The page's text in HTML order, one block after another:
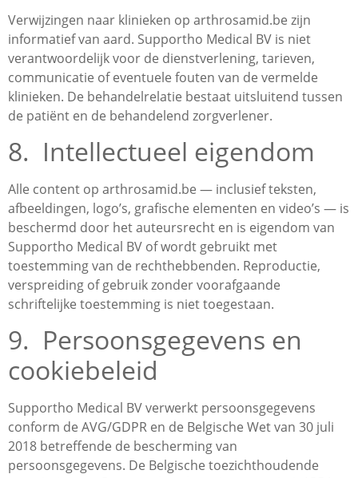
Verwijzingen naar klinieken op arthrosamid.be zijn
informatief van aard. Supportho Medical BV is niet
verantwoordelijk voor de dienstverlening, tarieven,
communicatie of eventuele fouten van de vermelde
klinieken. De behandelrelatie bestaat uitsluitend tussen
de patiënt en de behandelend zorgverlener.
8. Intellectueel eigendom
Alle content op arthrosamid.be — inclusief teksten,
afbeeldingen, logo’s, grafische elementen en video’s — is
beschermd door het auteursrecht en is eigendom van
Supportho Medical BV of wordt gebruikt met
toestemming van de rechthebbenden. Reproductie,
verspreiding of gebruik zonder voorafgaande
schriftelijke toestemming is niet toegestaan.
9. Persoonsgegevens en
cookiebeleid
Supportho Medical BV verwerkt persoonsgegevens
conform de AVG/GDPR en de Belgische Wet van 30 juli
2018 betreffende de bescherming van
persoonsgegevens. De Belgische toezichthoudende